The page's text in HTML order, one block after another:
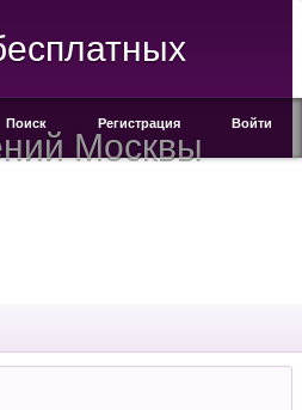
Москвы
Поиск Регистрация Войти